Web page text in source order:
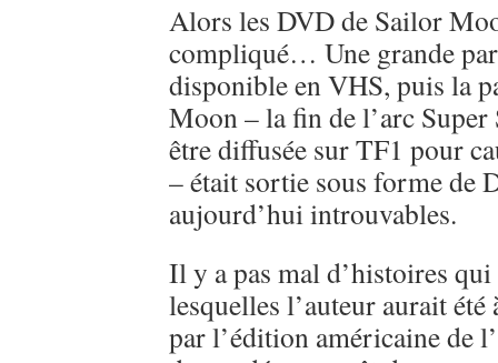
Alors les DVD de Sailor
compliqué… Une grande
disponible en VHS, puis la
Moon – la fin de l’arc Super
être diffusée sur TF1 pour
– était sortie sous forme de
aujourd’hui introuvables.
Il y a pas mal d’histoires
lesquelles l’auteur aurait
par l’édition américaine de